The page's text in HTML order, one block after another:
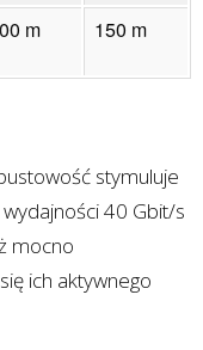
m 150 m
stymuluje
40 Gbit/s
mocno
ich aktywnego